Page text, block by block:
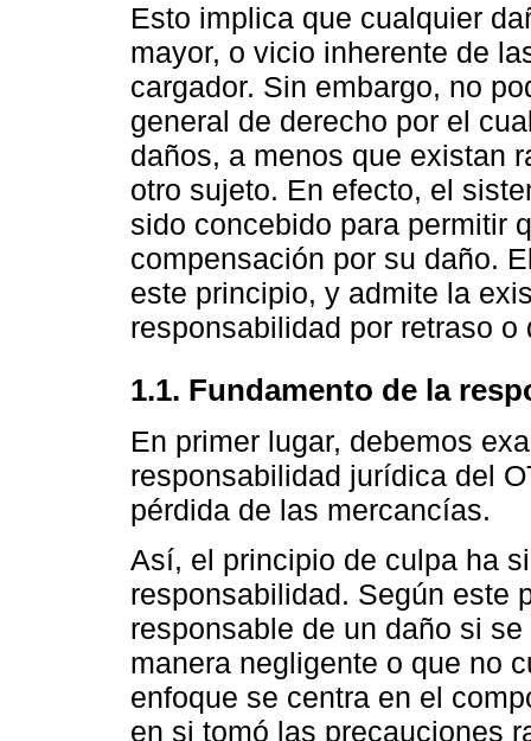
Esto implica que cualquier
mayor, o vicio inherente de
cargador. Sin embargo, no
general de derecho por el
daños, a menos que existan
otro sujeto. En efecto, el
sido concebido para permitir
compensación por su daño.
este principio, y admite la
responsabilidad por retraso
1.1. Fundamento de la
En primer lugar, debemos
responsabilidad jurídica del
pérdida de las mercancías.
Así, el principio de culpa ha
responsabilidad. Según este
responsable de un daño si
manera negligente o que no
enfoque se centra en el
en si tomó las precauciones